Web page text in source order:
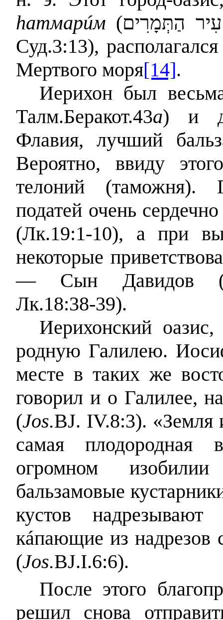
hатмарúм (עִיר הַתְּמָרִים
Суд.3:13),
Мертвого моря[14].
Иерихон был
Талм.Беракот.43а) и
Флавия, лучший
Вероятно, ввиду
телоний (таможня).
податей очень
(Лк.19:1-10), а при
некоторые
— Сын Давидов
Лк.18:38-39).
Иерихонский
родную Галилею.
месте в таких же
говорил и о Галилее,
(Jos.BJ. IV.8:3).
самая
огромном
бальзамовые
кустов
кáпающие из надрезов
(Jos.BJ.I.6:6).
После этого
решил снова